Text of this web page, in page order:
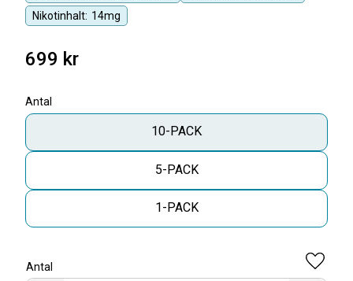
Nikotinhalt: 14mg
699 kr
Antal
10-PACK
5-PACK
1-PACK
Antal Lägg